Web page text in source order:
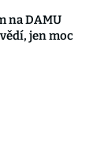
na DAMU
jen moc